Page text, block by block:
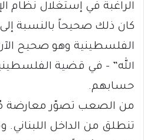
الراغبة في إستغلال نظام
كان ذلك صحيحاً بالنسبة
الفلسطينية وهو صحيح
الله” – في قضية
حسابهم.
من الصعب تصوّر معارضة
تنطلق من الداخل